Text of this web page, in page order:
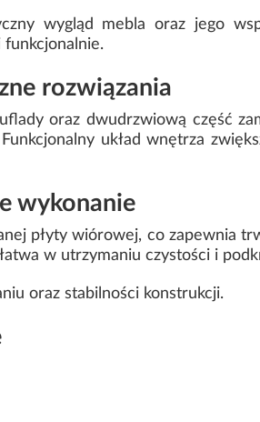
wygląd mebla oraz jego
funkcjonalnie.
rozwiązania
oraz dwudrzwiową część
układ wnętrza
wykonanie
płyty wiórowej, co zapewnia
w utrzymaniu czystości i
oraz stabilności konstrukcji.